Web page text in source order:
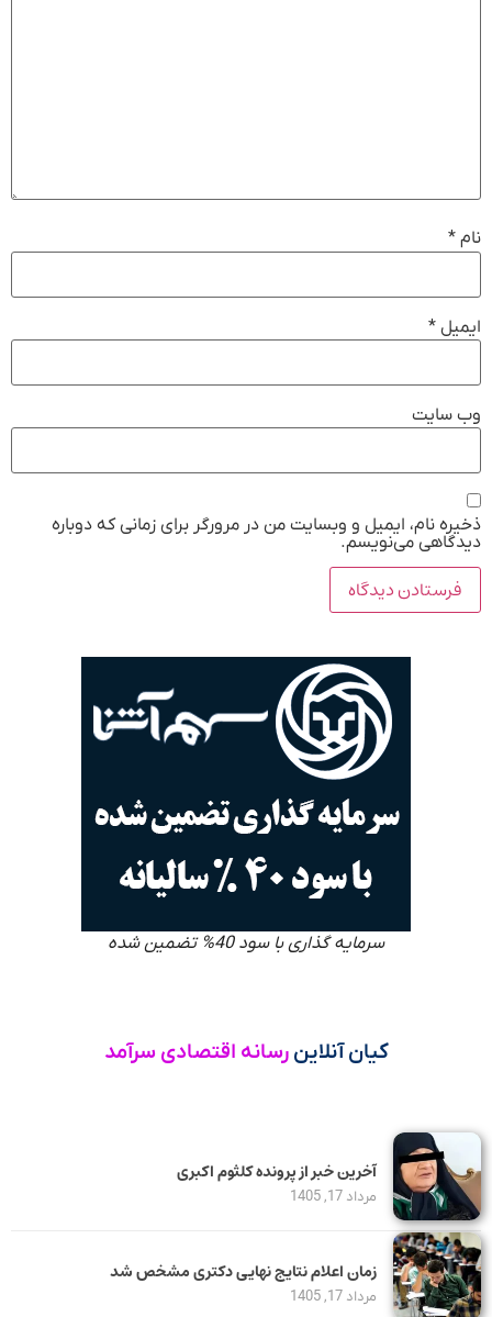
نام *
ایمیل *
وب‌ سایت
ذخیره نام، ایمیل و وبسایت من در مرورگر برای زمانی که دوباره
دیدگاهی می‌نویسم.
سرمایه گذاری با سود 40% تضمین شده
کیان آنلاین رسانه اقتصادی سرآمد
آخرین خبر از پرونده کلثوم اکبری
مرداد 17, 1405
زمان اعلام نتایج نهایی دکتری مشخص شد
مرداد 17, 1405